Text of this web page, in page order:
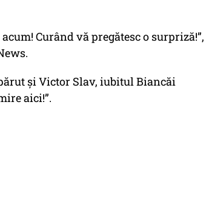
Curând vă pregătesc o surpriză!”,
și Victor Slav, iubitul Biancăi
aici!”.